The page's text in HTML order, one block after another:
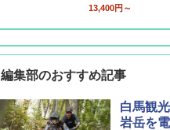
13,400円～
編集部のおすすめ記事
白馬観
岩岳を